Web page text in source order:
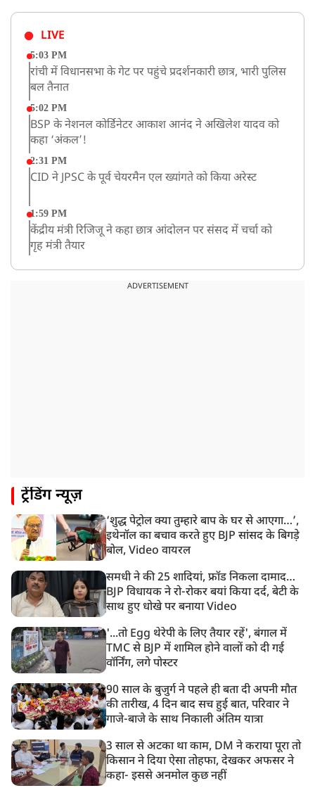
LIVE
5:03 PM
रांची में विधानसभा के गेट पर पहुंचे प्रदर्शनकारी छात्र, भारी पुलिस
बल तैनात
5:02 PM
BSP के नेशनल कोर्डिनेटर आकाश आनंद ने अखिलेश यादव को
कहा ‘अंकल’!
2:31 PM
CID ने JPSC के पूर्व चेयरमैन एल ख्यांगते को किया अरेस्ट
1:59 PM
केंद्रीय मंत्री रिजिजू ने कहा छात्र आंदोलन पर संसद में चर्चा को
गृह मंत्री तैयार
अभिषेक बनर्जी को आंखों के इलाज के लिए विदेश जाने की
झारखंड विधानसभा के करीब पहुंचे छात्र प्रदर्शनकारी, तार वाले
11:24 AM
दिल्ली में AAP विधायक अजय दत्त के दक्षिणपुरी स्थित दफ़्तर के
बाहर BJP का प्रदर्शन
ADVERTISEMENT
ट्रेंडिंग न्यूज़
‘शुद्ध पेट्रोल क्या तुम्हारे बाप के घर से आएगा…’,
इथेनॉल का बचाव करते हुए BJP सांसद के बिगड़े
बोल, Video वायरल
समधी ने की 25 शादियां, फ्रॉड निकला दामाद…
BJP विधायक ने रो-रोकर बयां किया दर्द, बेटी के
साथ हुए धोखे पर बनाया Video
'...तो Egg थेरेपी के लिए तैयार रहें', बंगाल में
TMC से BJP में शामिल होने वालों को दी गई
वॉर्निंग, लगे पोस्टर
90 साल के बुजुर्ग ने पहले ही बता दी अपनी मौत
की तारीख, 4 दिन बाद सच हुई बात, परिवार ने
गाजे-बाजे के साथ निकाली अंतिम यात्रा
3 साल से अटका था काम, DM ने कराया पूरा तो
किसान ने दिया ऐसा तोहफा, देखकर अफसर ने
कहा- इससे अनमोल कुछ नहीं